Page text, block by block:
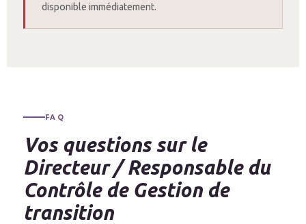
disponible immédiatement.
FAQ
Vos questions sur le
Directeur / Responsable du
Contrôle de Gestion de
transition